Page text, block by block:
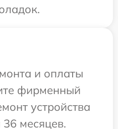
и оплаты
фирменный
устройства
месяцев.